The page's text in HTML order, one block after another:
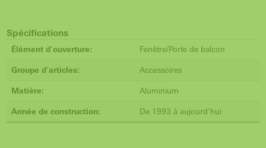
Spécifications
Élément d'ouverture: Fenêtre/Porte de balcon
Groupe d'articles: Accessoires
Matière: Aluminium
Année de construction: De 1993 à aujourd'hui